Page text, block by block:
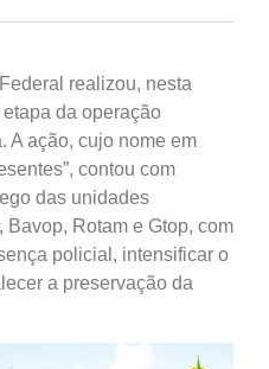
realizou, nesta
da operação
A ação, cujo nome em
contou com
das unidades
Rotam e Gtop, com
policial, intensificar o
a preservação da